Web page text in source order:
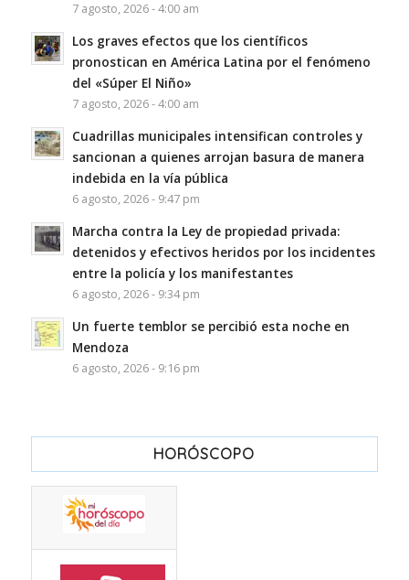
7 agosto, 2026 - 4:00 am
Los graves efectos que los científicos
pronostican en América Latina por el fenómeno
del «Súper El Niño»
7 agosto, 2026 - 4:00 am
Cuadrillas municipales intensifican controles y
sancionan a quienes arrojan basura de manera
indebida en la vía pública
6 agosto, 2026 - 9:47 pm
Marcha contra la Ley de propiedad privada:
detenidos y efectivos heridos por los incidentes
entre la policía y los manifestantes
6 agosto, 2026 - 9:34 pm
Un fuerte temblor se percibió esta noche en
Mendoza
6 agosto, 2026 - 9:16 pm
HORÓSCOPO